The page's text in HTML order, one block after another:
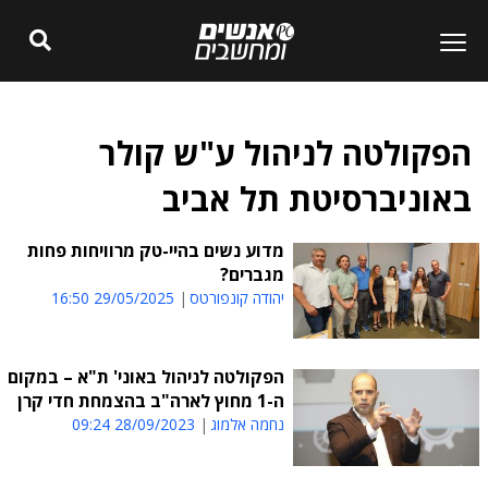
הפקולטה לניהול ע"ש קולר
באוניברסיטת תל אביב
מדוע נשים בהיי-טק מרוויחות פחות
מגברים?
יהודה קונפורטס 29/05/2025 16:50
הפקולטה לניהול באוני' ת"א – במקום
ה-1 מחוץ לארה"ב בהצמחת חדי קרן
נחמה אלמוג 28/09/2023 09:24